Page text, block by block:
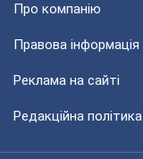
Про компанію
Правова інформація
Реклама на сайті
Редакційна політика